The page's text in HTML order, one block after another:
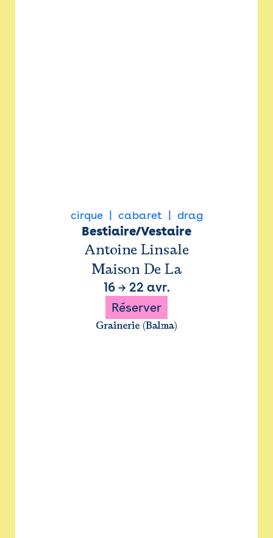
cirque cabaret drag
Bestiaire/Vestaire
Antoine Linsale
Maison De La
16→ 22 avr.
Réserver
Grainerie (Balma)